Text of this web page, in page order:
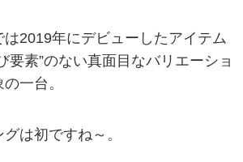
2019年にデビューしたアイテム
要素”のない真面目なバリエーショ
一台。
は初ですね～。